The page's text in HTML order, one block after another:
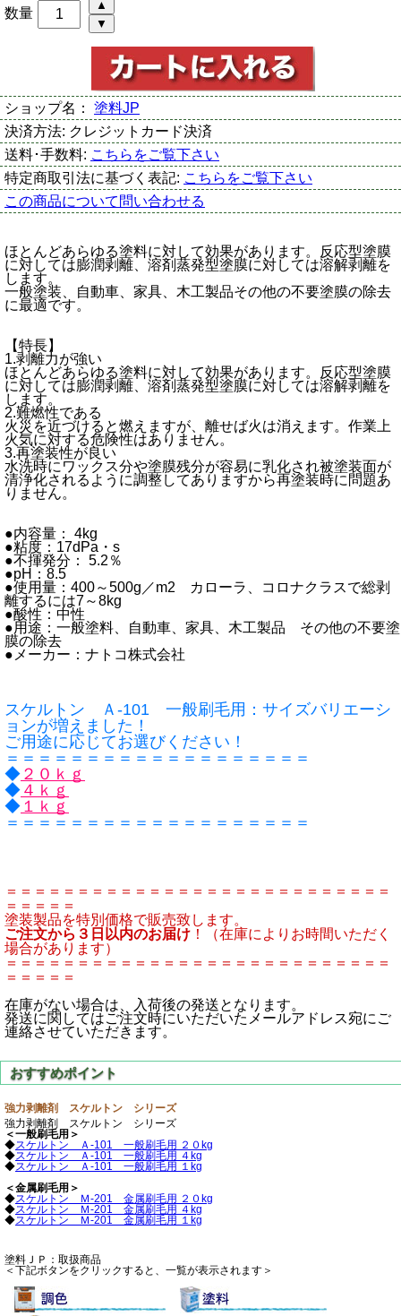
数量
ショップ名： 塗料JP
決済方法: クレジットカード決済
送料･手数料: こちらをご覧下さい
特定商取引法に基づく表記: こちらをご覧下さい
この商品について問い合わせる
ほとんどあらゆる塗料に対して効果があります。反応型塗膜
に対しては膨潤剥離、溶剤蒸発型塗膜に対しては溶解剥離を
します。
一般塗装、自動車、家具、木工製品その他の不要塗膜の除去
に最適です。
【特長】
1.剥離力が強い
ほとんどあらゆる塗料に対して効果があります。反応型塗膜
に対しては膨潤剥離、溶剤蒸発型塗膜に対しては溶解剥離を
します。
2.難燃性である
火災を近づけると燃えますが、離せば火は消えます。作業上
火気に対する危険性はありません。
3.再塗装性が良い
水洗時にワックス分や塗膜残分が容易に乳化され被塗装面が
清浄化されるように調整してありますから再塗装時に問題あ
りません。
●内容量： 4kg
●粘度：17dPa・s
●不揮発分： 5.2％
●pH：8.5
●使用量：400～500g／m2 カローラ、コロナクラスで総剥
離するには7～8kg
●酸性：中性
●用途：一般塗料、自動車、家具、木工製品 その他の不要塗
膜の除去
●メーカー：ナトコ株式会社
スケルトン Ａ-101 一般刷毛用：サイズバリエーシ
ョンが増えました！
ご用途に応じてお選びください！
＝＝＝＝＝＝＝＝＝＝＝＝＝＝＝＝＝＝＝
◆ ２０ｋｇ
◆ ４ｋｇ
◆ １ｋｇ
＝＝＝＝＝＝＝＝＝＝＝＝＝＝＝＝＝＝＝
＝＝＝＝＝＝＝＝＝＝＝＝＝＝＝＝＝＝＝＝＝＝＝＝＝＝＝
＝＝＝＝＝
塗装製品を特別価格で販売致します。
ご注文から３日以内のお届け ！（在庫によりお時間いただく
場合があります）
＝＝＝＝＝＝＝＝＝＝＝＝＝＝＝＝＝＝＝＝＝＝＝＝＝＝＝
＝＝＝＝＝
在庫がない場合は、入荷後の発送となります。
発送に関してはご注文時にいただいたメールアドレス宛にご
連絡させていただきます。
強力剥離剤 スケルトン シリーズ
強力剥離剤 スケルトン シリーズ
＜一般刷毛用＞
◆スケルトン Ａ-101 一般刷毛用 ２０kg
◆スケルトン Ａ-101 一般刷毛用 ４kg
◆スケルトン Ａ-101 一般刷毛用 １kg
＜金属刷毛用＞
◆スケルトン Ｍ-201 金属刷毛用 ２０kg
◆スケルトン Ｍ-201 金属刷毛用 ４kg
◆スケルトン Ｍ-201 金属刷毛用 １kg
塗料ＪＰ：取扱商品
＜下記ボタンをクリックすると、一覧が表示されます＞